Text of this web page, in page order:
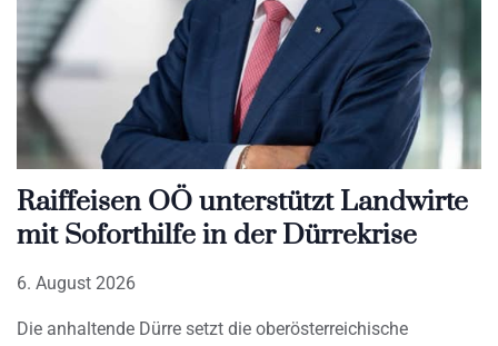
Raiffeisen OÖ unterstützt Landwirte
mit Soforthilfe in der Dürrekrise
6. August 2026
Die anhaltende Dürre setzt die oberösterreichische